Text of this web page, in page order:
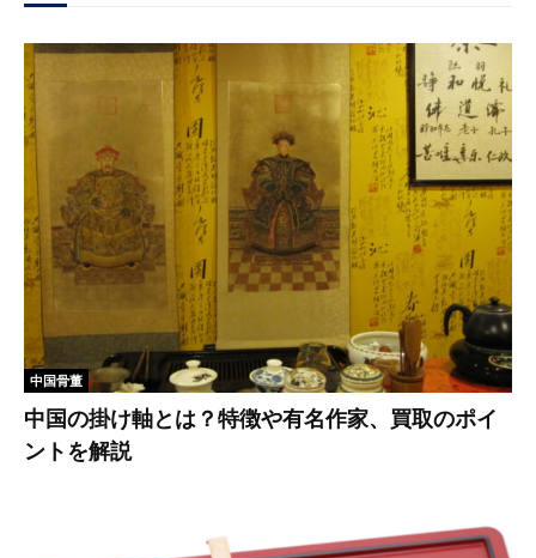
中国骨董
中国の掛け軸とは？特徴や有名作家、買取のポイ
ントを解説